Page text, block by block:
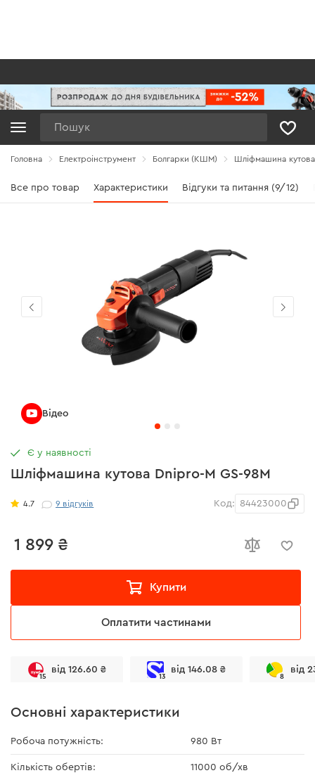
Головна Електроінструмент Болгарки (КШМ) Шліфмашина
Все про товар Характеристики Відгуки та питання (9/12)
Шліфмашина кутова Dnipro-M GS-98M
4.7 9 відгуків Код: 84423000
1 899 ₴
Купити
Оплатити частинами
15
від 126.60 ₴
13
від 146.08 ₴
8
від
Є у наявності
Основні характеристики
Робоча потужність: 980 Вт
Кількість обертів: 11000 об/хв
Відео